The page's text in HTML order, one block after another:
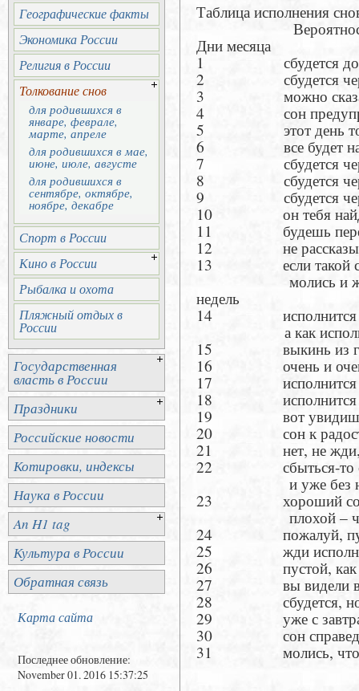
Географические факты
Экономика России
Религия в России
Толкование снов
для родившихся в
январе, феврале,
марте, апреле
для родившихся в мае,
июне, июле, августе
для родившихся в
сентябре, октябре,
ноябре, декабре
Спорт в России
Кино в России
Рыбалка и охота
Пляжный отдых в
России
Государственная
власть в России
Праздники
Российские новости
Котировки, индексы
Наука в России
An H1 tag
Культура в России
Обратная связь
Карта сайта
Последнее обновление:
November 01. 2016 15:37:25
Таблица исполнения
Вероятность
Дни месяца
1 сбудется до
2 сбудется
3 можно сказать
4 сон
5 этот день
6 все будет
7 сбудется
8 сбудется через
9 сбудется через
10 он тебя
11 будешь
12 не рассказывай
13 если такой сон
молись и жди его
недель
14 исполнится
а как
15 выкинь из
16 очень и очень
17 исполнится
18 исполнится
19 вот увидишь,
20 сон к
21 нет, не жди,
22 сбыться-то
и уже без
23 хороший сон
плохой –
24 пожалуй,
25 жди исполнения
26 пустой, как
27 вы видели
28 сбудется, но не
29 уже с
30 сон справедлив
31 молись, чтоб